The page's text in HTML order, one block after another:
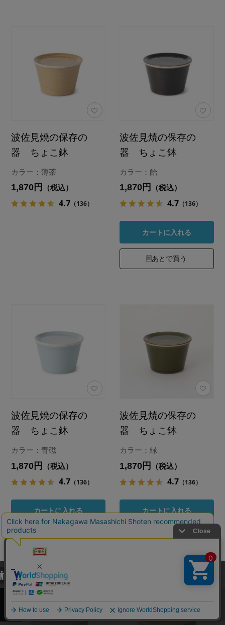
波佐見焼の保存の
器 ちょこ鉢
カラー：薄茶
1,870円 （税込）
4.7 （136）
波佐見焼の保存の
器 ちょこ鉢
カラー：飴
1,870円 （税込）
4.7 （136）
カートに入れる
あとで買う
波佐見焼の保存の
器 ちょこ鉢
カラー：青磁
1,870円 （税込）
4.7 （136）
カートに入れる
あとで買う
波佐見焼の保存の
器 ちょこ鉢
カラー：緑
1,870円 （税込）
4.7 （136）
カートに入れる
あとで買う
当サイトでは、当サイト内における閲覧履歴・属性情報などの取得およ
び利便性向上のためにクッキー（Cookie）を使用いたします。詳細に
関しては「プライバシーポリシー
承諾する